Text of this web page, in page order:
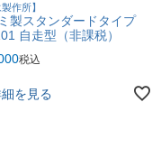
製作所】
製スタンダードタイプ
自走型（非課税）
税込
を見る